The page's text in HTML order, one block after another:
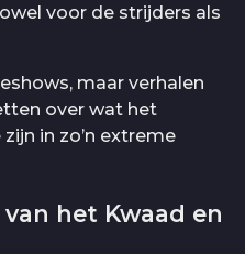
voor de strijders als
maar verhalen
over wat het
in zo’n extreme
het Kwaad en